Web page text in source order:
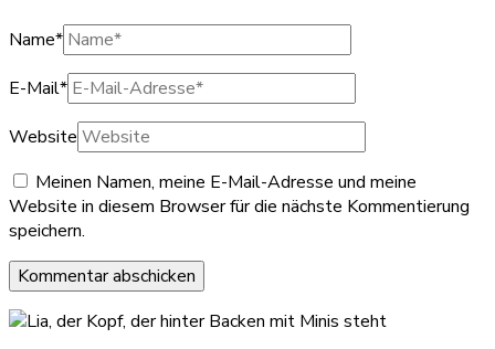
Name*
E-Mail*
Website
Meinen Namen, meine E-Mail-Adresse und meine
Website in diesem Browser für die nächste Kommentierung
speichern.